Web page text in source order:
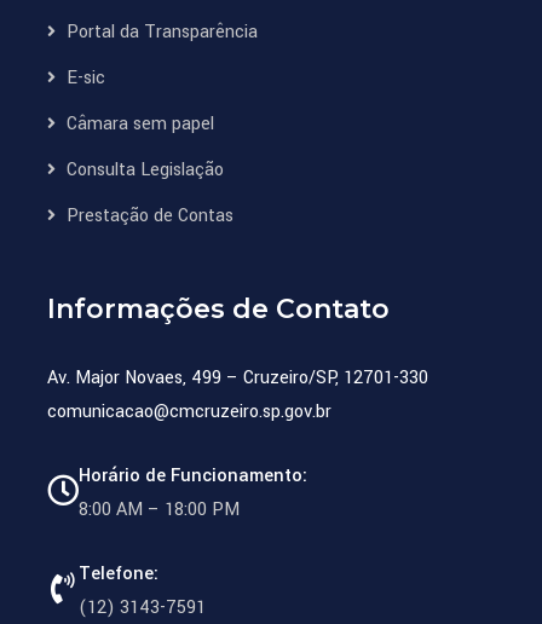
Portal da Transparência
E-sic
Câmara sem papel
Consulta Legislação
Prestação de Contas
Informações de Contato
Av. Major Novaes, 499 – Cruzeiro/SP, 12701-330
comunicacao@cmcruzeiro.sp.gov.br
Horário de Funcionamento:
8:00 AM – 18:00 PM
Telefone:
(12) 3143-7591